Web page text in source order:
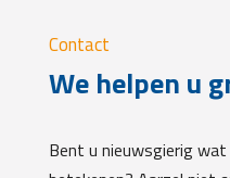
Contact
We helpen u
Bent u nieuwsgierig